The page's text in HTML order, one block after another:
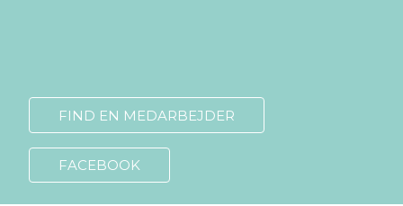
FIND EN MEDARBEJDER
FACEBOOK